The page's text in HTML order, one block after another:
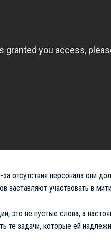
отсутствия персонала они
участвовать в
это не пустые слова, а
те задачи, которые ей